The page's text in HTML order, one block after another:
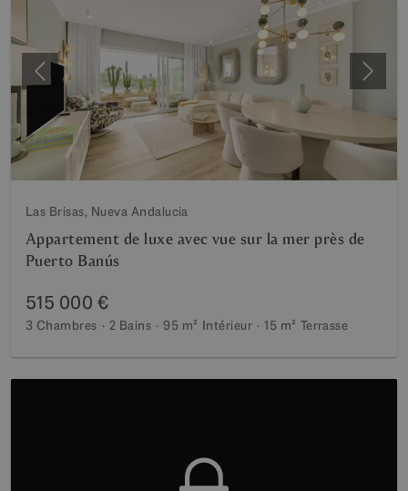
Précédent
Las Brisas, Nueva Andalucia
Appartement de luxe avec vue sur la mer près de
Puerto Banús
515 000 €
3 Chambres 2 Bains 95 m² Intérieur 15 m² Terrasse